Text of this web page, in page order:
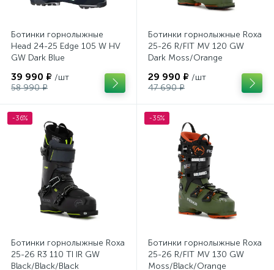
Ботинки горнолыжные
Head 24-25 Edge 105 W HV
GW Dark Blue
39 990 ₽ /шт
58 990 ₽
Ботинки горнолыжные Roxa
25-26 R/FIT MV 120 GW
Dark Moss/Orange
29 990 ₽ /шт
47 690 ₽
-36%
Ботинки горнолыжные Roxa
25-26 R3 110 TI IR GW
Black/Black/Black
-35%
Ботинки горнолыжные Roxa
25-26 R/FIT MV 130 GW
Moss/Black/Orange